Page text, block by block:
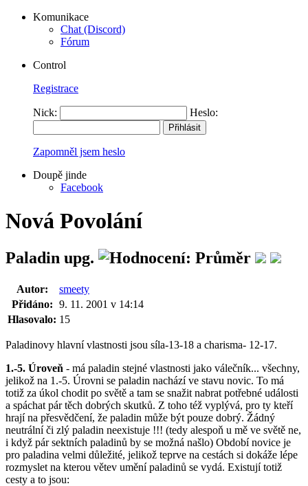
Komunikace
Chat (Discord)
Fórum
Control
Registrace
Nick: Heslo:
Zapomněl jsem heslo
Doupě jinde
Facebook
Nová Povolání
Paladin upg.
Autor:
smeety
Přidáno: 9. 11. 2001 v 14:14
Hlasovalo: 15
Paladinovy hlavní vlastnosti jsou síla-13-18 a charisma- 12-17.
1.-5. Úroveň - má paladin stejné vlastnosti jako válečník... všechny,
jelikož na 1.-5. Úrovni se paladin nachází ve stavu novic. To má
totiž za úkol chodit po světě a tam se snažit nabrat potřebné události
a spáchat pár těch dobrých skutků. Z toho též vyplývá, pro ty kteří
hrají na přesvědčení, že paladin může být pouze dobrý. Žádný
neutrální či zlý paladin neexistuje !!! (tedy alespoň u mě ve světě ne,
i když pár sektních paladinů by se možná našlo) Období novice je
pro paladina velmi důležité, jelikož teprve na cestách si dokáže lépe
rozmyslet na kterou větev umění paladinů se vydá. Existují totiž
cesty a to jsou: